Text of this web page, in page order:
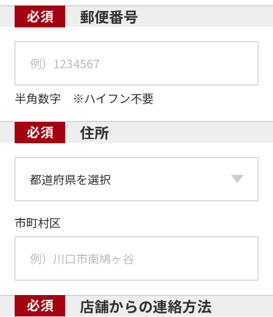
郵便番号
半角数字 ※ハイフン不要
住所
市町村区
店舗からの連絡方法